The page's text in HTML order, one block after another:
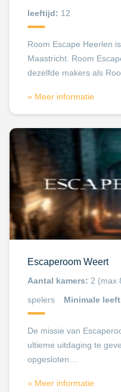
leeftijd: 12
Room Escape Heerlen
Maastricht. Room
dezelfde makers als
» Meer informatie
Escaperoom Weert
Aantal kamers: 2 (max
spelers
Minimale
De missie van
ultieme uitdaging te
opgesloten…
» Meer informatie